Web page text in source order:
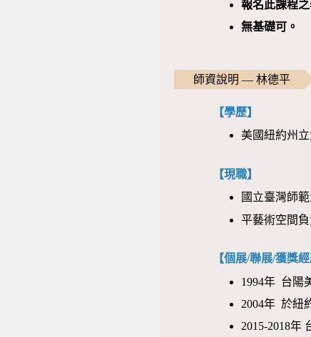
報名此課程
無基礎可。
師資說明 — 林德平
【學歷】
美國紐約州
【現職】
國立臺灣師
平藝術空間負
【個展/聯展/獲獎經
1994年 台陽
2004年 於紐
2015-2018年